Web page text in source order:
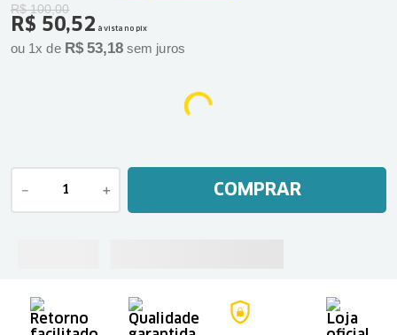
R$ 100,00
R$ 50,52 à vista no pix
ou 1x de R$ 53,18 sem juros
＋
－ COMPRAR